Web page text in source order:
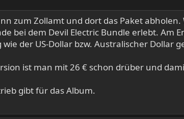
zum Zollamt und dort das Paket abholen.
bei dem Devil Electric Bundle erlebt. Am
der US-Dollar bzw. Australischer Dollar
ist man mit 26 € schon drüber und
gibt für das Album.